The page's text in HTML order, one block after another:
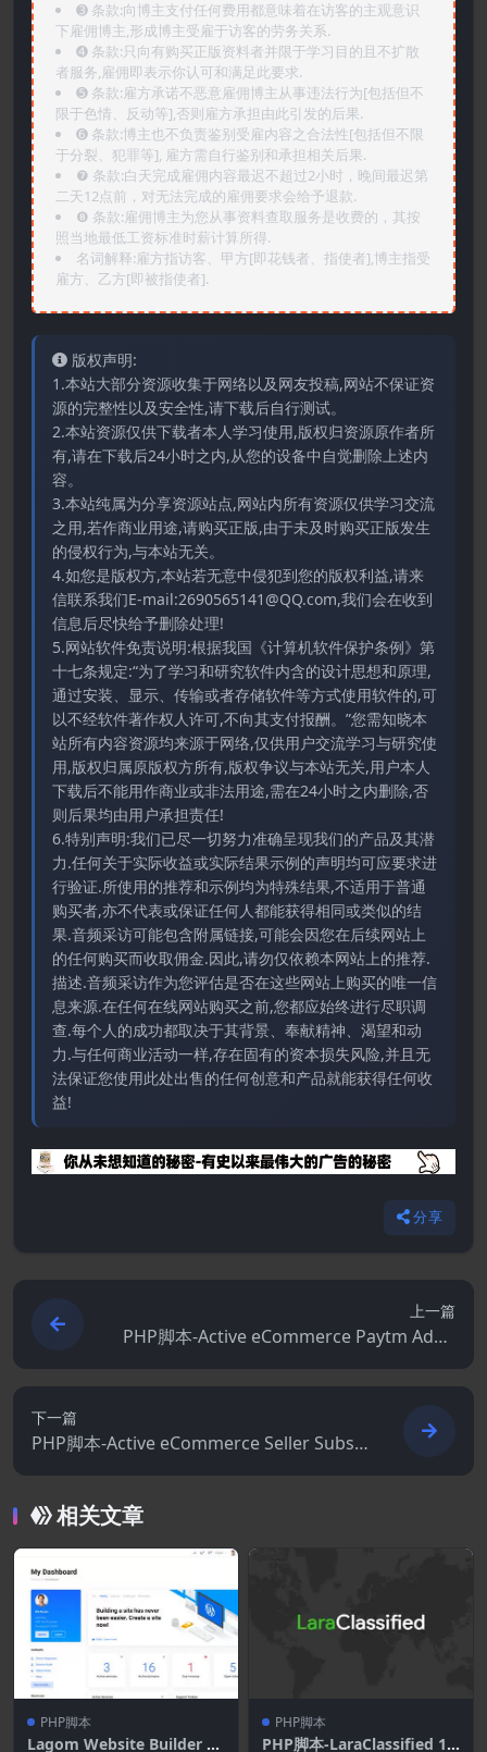
➌️ 条款:向博主支付任何费用都意味着在访客的主观意识
下雇佣博主,形成博主受雇于访客的劳务关系.
➍️ 条款:只向有购买正版资料者并限于学习目的且不扩散
者服务,雇佣即表示你认可和满足此要求.
➎ 条款:雇方承诺不恶意雇佣博主从事违法行为[包括但不
限于色情、反动等],否则雇方承担由此引发的后果.
➏️ 条款:博主也不负责鉴别受雇内容之合法性[包括但不限
于分裂、犯罪等], 雇方需自行鉴别和承担相关后果.
❼ 条款:白天完成雇佣内容最迟不超过2小时，晚间最迟第
二天12点前，对无法完成的雇佣要求会给予退款.
❽ 条款:雇佣博主为您从事资料查取服务是收费的，其按
照当地最低工资标准时薪计算所得.
名词解释:雇方指访客、甲方[即花钱者、指使者],博主指受
雇方、乙方[即被指使者].
版权声明:
1.本站大部分资源收集于网络以及网友投稿,网站不保证资
源的完整性以及安全性,请下载后自行测试。
2.本站资源仅供下载者本人学习使用,版权归资源原作者所
有,请在下载后24小时之内,从您的设备中自觉删除上述内
容。
3.本站纯属为分享资源站点,网站内所有资源仅供学习交流
之用,若作商业用途,请购买正版,由于未及时购买正版发生
的侵权行为,与本站无关。
4.如您是版权方,本站若无意中侵犯到您的版权利益,请来
信联系我们E-mail:2690565141@QQ.com,我们会在收到
信息后尽快给予删除处理!
5.网站软件免责说明:根据我国《计算机软件保护条例》第
十七条规定:“为了学习和研究软件内含的设计思想和原理,
通过安装、显示、传输或者存储软件等方式使用软件的,可
以不经软件著作权人许可,不向其支付报酬。”您需知晓本
站所有内容资源均来源于网络,仅供用户交流学习与研究使
用,版权归属原版权方所有,版权争议与本站无关,用户本人
下载后不能用作商业或非法用途,需在24小时之内删除,否
则后果均由用户承担责任!
6.特别声明:我们已尽一切努力准确呈现我们的产品及其潜
力.任何关于实际收益或实际结果示例的声明均可应要求进
行验证.所使用的推荐和示例均为特殊结果,不适用于普通
购买者,亦不代表或保证任何人都能获得相同或类似的结
果.音频采访可能包含附属链接,可能会因您在后续网站上
的任何购买而收取佣金.因此,请勿仅依赖本网站上的推荐.
描述.音频采访作为您评估是否在这些网站上购买的唯一信
息来源.在任何在线网站购买之前,您都应始终进行尽职调
查.每个人的成功都取决于其背景、奉献精神、渴望和动
力.与任何商业活动一样,存在固有的资本损失风险,并且无
法保证您使用此处出售的任何创意和产品就能获得任何收
益!
分享
上一篇
PHP脚本-Active eCommerce Paytm Addo
n 2.0(Active eCommerce CMS拓展)
下一篇
PHP脚本-Active eCommerce Seller Subsc
ription Addon 2.1.0 (Active eCommerce C
相关文章
PHP脚本
Lagom Website Builder 1.
PHP脚本
PHP脚本-LaraClassified 16.